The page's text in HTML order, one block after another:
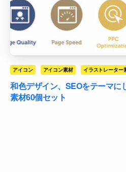
アイコン アイコン素材 イラストレーター
和色デザイン、SEOをテーマに
素材60個セット